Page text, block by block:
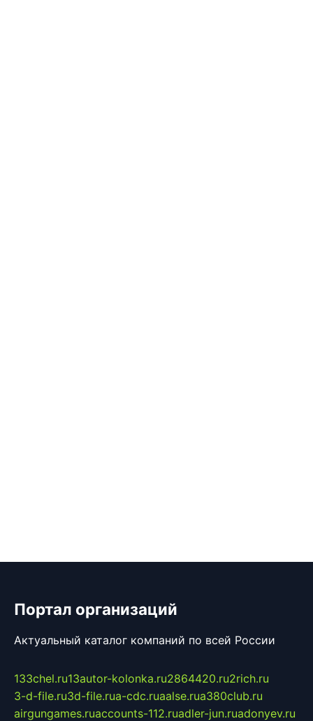
Портал организаций
Актуальный каталог компаний по всей России
133chel.ru13autor-kolonka.ru2864420.ru2rich.ru
3-d-file.ru3d-file.rua-cdc.ruaalse.rua380club.ru
airgungames.ruaccounts-112.ruadler-jun.ruadonyev.ru